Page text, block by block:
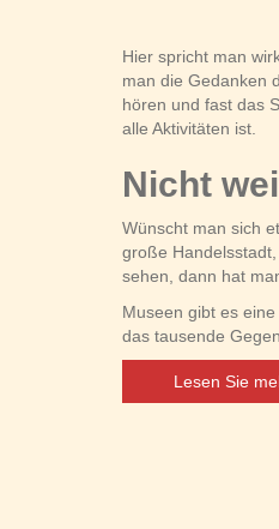
Hier spricht man
man die Gedanken
hören und fast das
alle Aktivitäten ist.
Nicht
Wünscht man sich
große
sehen, dann hat
Museen gibt es
das tausende
Lesen Sie